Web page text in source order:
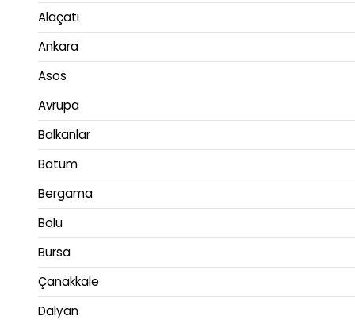
Alaçatı
Ankara
Asos
Avrupa
Balkanlar
Batum
Bergama
Bolu
Bursa
Çanakkale
Dalyan